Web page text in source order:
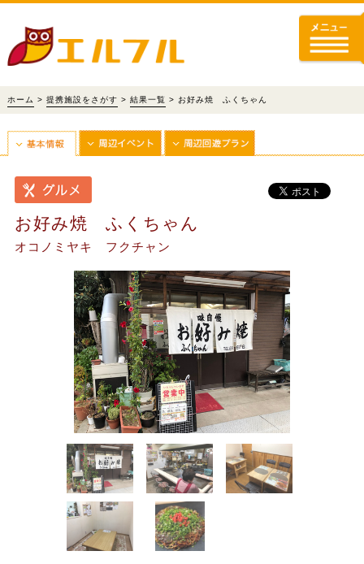
ホーム > 提携施設をさがす > 結果一覧 > お好み焼 ふくちゃん
お好み焼 ふくちゃん
オコノミヤキ フクチャン